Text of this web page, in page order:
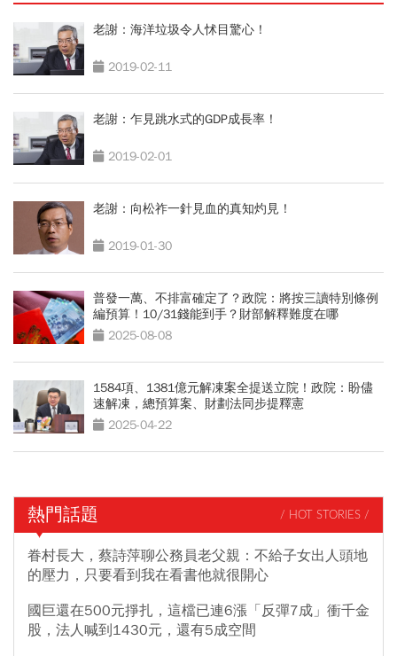
老謝：海洋垃圾令人怵目驚心！
2019-02-11
老謝：乍見跳水式的GDP成長率！
2019-02-01
老謝：向松祚一針見血的真知灼見！
2019-01-30
普發一萬、不排富確定了？政院：將按三讀特別條例
編預算！10/31錢能到手？財部解釋難度在哪
2025-08-08
1584項、1381億元解凍案全提送立院！政院：盼儘
速解凍，總預算案、財劃法同步提釋憲
2025-04-22
熱門話題 / HOT STORIES /
眷村長大，蔡詩萍聊公務員老父親：不給子女出人頭地
的壓力，只要看到我在看書他就很開心
國巨還在500元掙扎，這檔已連6漲「反彈7成」衝千金
股，法人喊到1430元，還有5成空間